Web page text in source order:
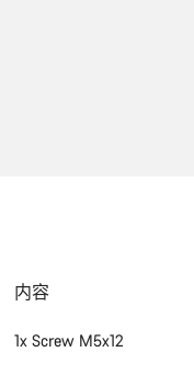
内容
1x Screw M5x12